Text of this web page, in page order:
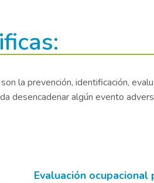
la prevención, identificación,
desencadenar algún evento
Evaluación